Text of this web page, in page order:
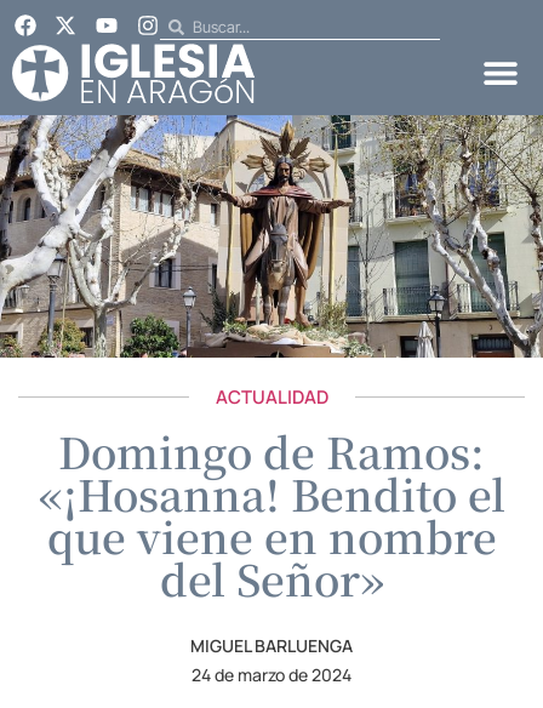
ACTUALIDAD
Domingo de Ramos:
«¡Hosanna! Bendito el
que viene en nombre
del Señor»
MIGUEL BARLUENGA
24 de marzo de 2024